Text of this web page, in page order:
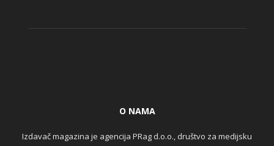
O NAMA
Izdavač magazina je agencija PRag d.o.o., društvo za medijsku